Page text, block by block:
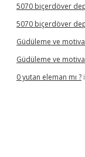
5070 biçerdöver
5070 biçerdöver
Güdüleme ve
Güdüleme ve
0 yutan eleman mı ?